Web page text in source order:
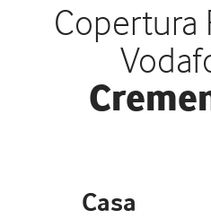
Copertura
Casa